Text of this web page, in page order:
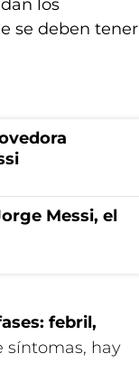
los
se deben tener
Messi, el
febril,
síntomas, hay